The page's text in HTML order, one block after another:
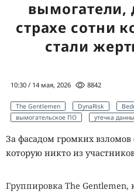
страхе сотни
стали
10:30 / 14 мая, 2026 8842
The Gentlemen DynaRisk
вымогательское ПО
утечка
За фасадом громких
которую никто из
Группировка The